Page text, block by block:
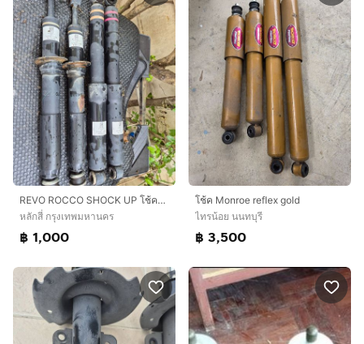
REVO ROCCO SHOCK UP โช้คอัฟ
หลักสี่ กรุงเทพมหานคร
฿ 1,000
โช้ค Monroe reflex gold
ไทรน้อย นนทบุรี
฿ 3,500